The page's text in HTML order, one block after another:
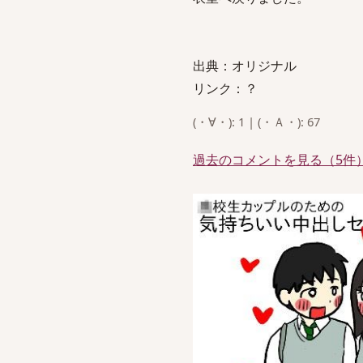
出典：オリジナル
リンク：？
(・∀・): 1 | (・Ａ・): 67
過去のコメントを見る（5件